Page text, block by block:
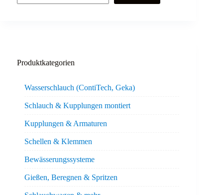
Produktkategorien
Wasserschlauch (ContiTech, Geka)
Schlauch & Kupplungen montiert
Kupplungen & Armaturen
Schellen & Klemmen
Bewässerungssysteme
Gießen, Beregnen & Spritzen